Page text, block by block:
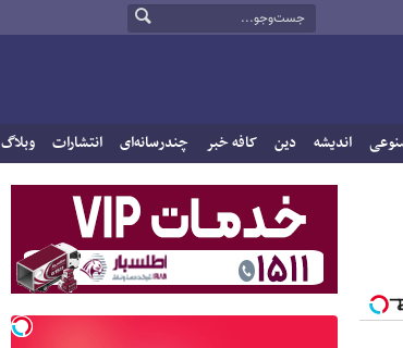
اندیشه دین کافه خبر چندرسانه‌ای انتشارات وبلاگ